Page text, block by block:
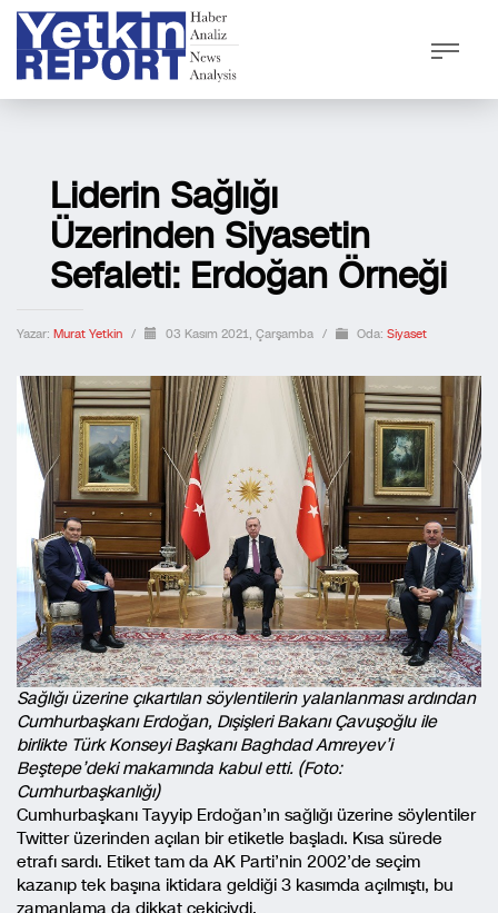
Liderin Sağlığı
Üzerinden Siyasetin
Sefaleti: Erdoğan Örneği
Yazar: Murat Yetkin / 03 Kasım 2021, Çarşamba / Oda: Siyaset
Sağlığı üzerine çıkartılan söylentilerin yalanlanması ardından
Cumhurbaşkanı Erdoğan, Dışişleri Bakanı Çavuşoğlu ile
birlikte Türk Konseyi Başkanı Baghdad Amreyev’i
Beştepe’deki makamında kabul etti. (Foto:
Cumhurbaşkanlığı)
Cumhurbaşkanı Tayyip Erdoğan’ın sağlığı üzerine söylentiler
Twitter üzerinden açılan bir etiketle başladı. Kısa sürede
etrafı sardı. Etiket tam da AK Parti’nin 2002’de seçim
kazanıp tek başına iktidara geldiği 3 kasımda açılmıştı, bu
zamanlama da dikkat çekiciydi.